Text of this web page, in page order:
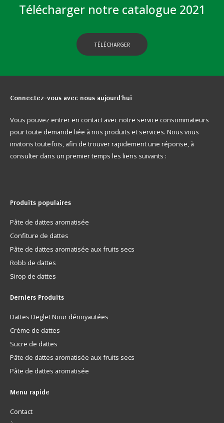
Télécharger notre catalogue 2021
TÉLÉCHARGER
Connectez-vous avec nous aujourd'hui
Vous pouvez entrer en contact avec notre service consommateurs
pour toute demande liée à nos produits et services. Nous vous
invitons toutefois, afin de trouver rapidement une réponse, à
consulter dans un premier temps les liens suivants :
Produits populaires
Pâte de dattes aromatisée
Confiture de dattes
Pâte de dattes aromatisée aux fruits secs
Robb de dattes
Sirop de dattes
Derniers Produits
Dattes Deglet Nour dénoyautées
Crème de dattes
Sucre de dattes
Pâte de dattes aromatisée aux fruits secs
Pâte de dattes aromatisée
Menu rapide
Contact